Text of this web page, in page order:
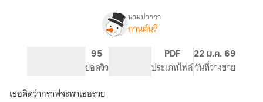
เรื่องGolden
Trader
นามปากกา
กานต์นรี
95
ยอดวิว
PDF
ประเภทไฟล์
22 ม.ค. 69
วันที่วางขาย
เธอคิดว่ากราฟจะพาเธอรวย